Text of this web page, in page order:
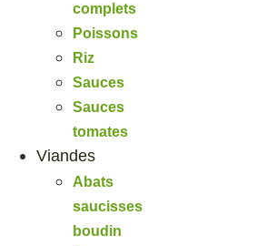
complets
Poissons
Riz
Sauces
Sauces
tomates
Viandes
Abats
saucisses
boudin